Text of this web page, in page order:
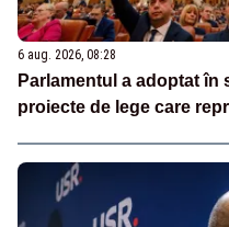
6 aug. 2026, 08:28
Parlamentul a adoptat
proiecte de lege care